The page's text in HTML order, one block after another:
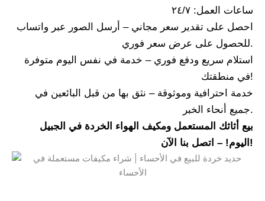
ساعات العمل: ٢٤/٧
احصل على تقدير سعر مجاني – أرسل الصور عبر واتساب
للحصول على عرض سعر فوري.
استلام سريع ودفع فوري – خدمة في نفس اليوم متوفرة
في منطقتك!
خدمة احترافية وموثوقة – نثق بها من قبل البائعين في
جميع أنحاء الخبر.
بيع أثاثك المستعمل ومكيف الهواء الخردة في الجبيل
اليوم! – اتصل بنا الآن!